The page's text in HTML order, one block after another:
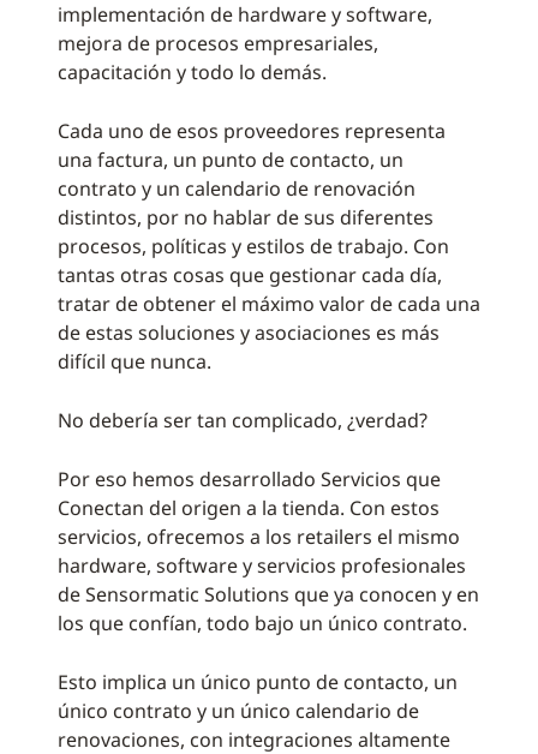
implementación de hardware y software,
mejora de procesos empresariales,
capacitación y todo lo demás.
Cada uno de esos proveedores representa
una factura, un punto de contacto, un
contrato y un calendario de renovación
distintos, por no hablar de sus diferentes
procesos, políticas y estilos de trabajo. Con
tantas otras cosas que gestionar cada día,
tratar de obtener el máximo valor de cada una
de estas soluciones y asociaciones es más
difícil que nunca.
No debería ser tan complicado, ¿verdad?
Por eso hemos desarrollado Servicios que
Conectan del origen a la tienda. Con estos
servicios, ofrecemos a los retailers el mismo
hardware, software y servicios profesionales
de Sensormatic Solutions que ya conocen y en
los que confían, todo bajo un único contrato.
Esto implica un único punto de contacto, un
único contrato y un único calendario de
renovaciones, con integraciones altamente